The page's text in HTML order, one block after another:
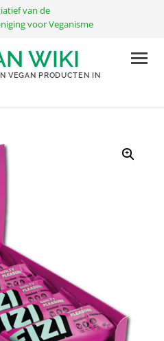
van de
voor Veganisme
WIKI
VEGAN PRODUCTEN IN